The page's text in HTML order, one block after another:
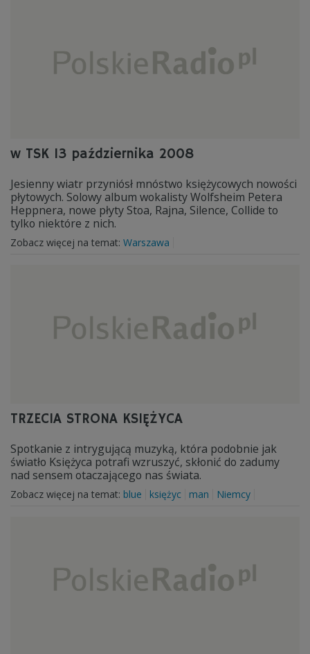
w TSK 13 października 2008
Jesienny wiatr przyniósł mnóstwo księżycowych nowości
płytowych. Solowy album wokalisty Wolfsheim Petera
Heppnera, nowe płyty Stoa, Rajna, Silence, Collide to
tylko niektóre z nich.
Zobacz więcej na temat: Warszawa
TRZECIA STRONA KSIĘŻYCA
Spotkanie z intrygującą muzyką, która podobnie jak
światło Księżyca potrafi wzruszyć, skłonić do zadumy
nad sensem otaczającego nas świata.
Zobacz więcej na temat: blue księżyc man Niemcy